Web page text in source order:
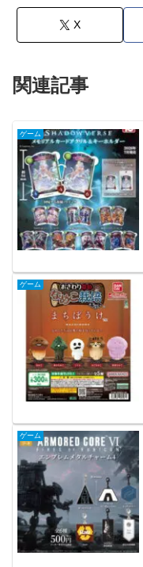
X
関連記事
ゲーム
ゲーム
ゲーム